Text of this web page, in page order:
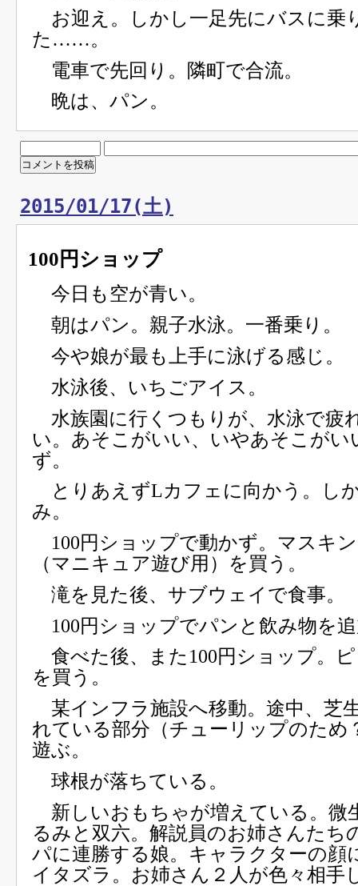
お迎え。しかし一足先にバスに乗
た……。
電車で先回り。隣町で合流。
晩は、パン。
2015/01/17(土)
100円ショップ
今日も空が青い。
朝はパン。親子水泳。一番乗り。
今や娘が最も上手に泳げる感じ。
水泳後、いちごアイス。
水族園に行くつもりが、水泳で疲
い。あそこがいい、いやあそこがい
ず。
とりあえずLカフェに向かう。し
み。
100円ショップで動かず。マスキ
（マニキュア遊び用）を買う。
滝を見た後、サブウェイで食事。
100円ショップでパンと飲み物を
食べた後、また100円ショップ。
を買う。
某インフラ施設へ移動。途中、芝
れている部分（チューリップのため
遊ぶ。
球根が落ちている。
新しいおもちゃが増えている。微
るみと双六。解説員のお姉さんたち
パに連勝する娘。キャラクターの顔
イタズラ。お姉さん２人が色々相手